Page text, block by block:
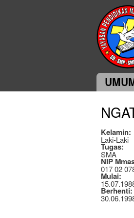
Main menu
Kelamin:
Laki-Laki
Tugas:
SMA
NIP
017 02
Mulai:
Berhenti: